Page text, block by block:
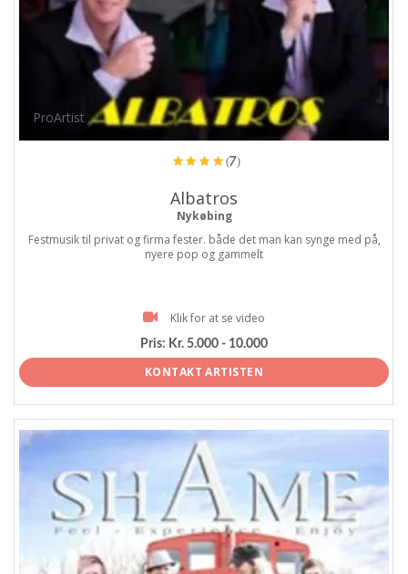
ProArtist
(7)
Albatros
Nykøbing
Festmusik til privat og firma fester. både det man kan synge med på,
nyere pop og gammelt
Klik for at se video
Pris: Kr. 5.000 - 10.000
KONTAKT ARTISTEN